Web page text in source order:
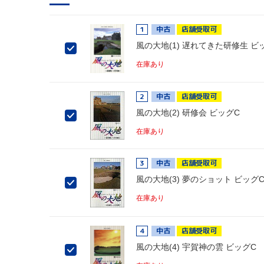
1 中古 店舗受取可
風の大地(1) 遅れてきた研修生 ビ
在庫あり
2 中古 店舗受取可
風の大地(2) 研修会 ビッグC
在庫あり
3 中古 店舗受取可
風の大地(3) 夢のショット ビッグC
在庫あり
4 中古 店舗受取可
風の大地(4) 宇賀神の雲 ビッグC